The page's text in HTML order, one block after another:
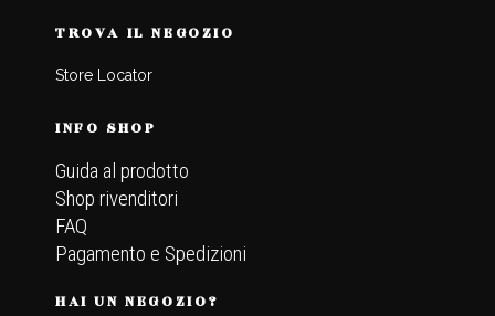
TROVA IL NEGOZIO
Store Locator
INFO SHOP
Guida al prodotto
Shop rivenditori
FAQ
Pagamento e Spedizioni
HAI UN NEGOZIO?